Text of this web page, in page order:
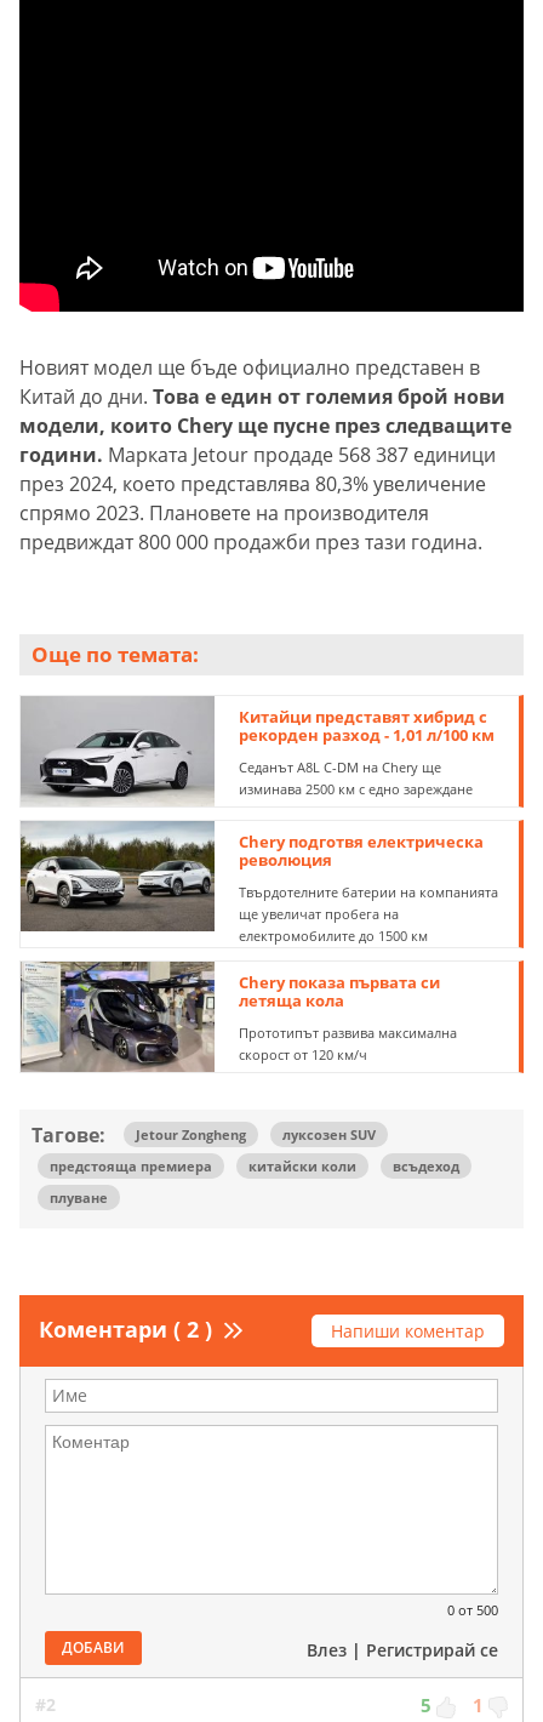
Новият модел ще бъде официално представен в
Китай до дни. Това е един от големия брой нови
модели, които Chery ще пусне през следващите
години. Марката Jetour продаде 568 387 единици
през 2024, което представлява 80,3% увеличение
спрямо 2023. Плановете на производителя
предвиждат 800 000 продажби през тази година.
Още по темата:
Китайци представят хибрид с
рекорден разход - 1,01 л/100 км
Седанът A8L C-DM на Chery ще
изминава 2500 км с едно зареждане
Chery подготвя електрическа
революция
Твърдотелните батерии на компанията
ще увеличат пробега на
електромобилите до 1500 км
Chery показа първата си
летяща кола
Прототипът развива максимална
скорост от 120 км/ч
Тагове: Jetour Zongheng
луксозен SUV
предстояща премиера
китайски коли
всъдеход
плуване
Коментари ( 2 ) Напиши коментар
0 от 500
ДОБАВИ Влез | Регистрирай се
#2 5 1